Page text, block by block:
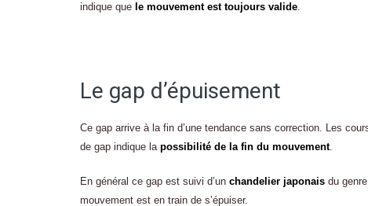
indique que le mouvement est toujours valide.
Le gap d’épuisement
Ce gap arrive à la fin d’une tendance sans correction. Les
de gap indique la possibilité de la fin du mouvement.
En général ce gap est suivi d’un chandelier japonais du genre
mouvement est en train de s’épuiser.